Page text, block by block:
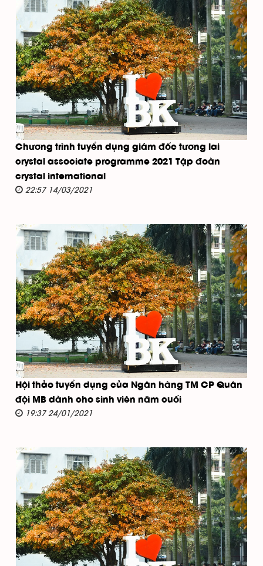
Chương trình tuyển dụng giám đốc tương lai
crystal associate programme 2021 Tập đoàn
crystal international
22:57 14/03/2021
Hội thảo tuyển dụng của Ngân hàng TM CP Quân
đội MB dành cho sinh viên năm cuối
19:37 24/01/2021